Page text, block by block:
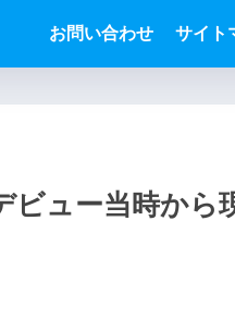
お問い合わせ サイト
ビュー当時から